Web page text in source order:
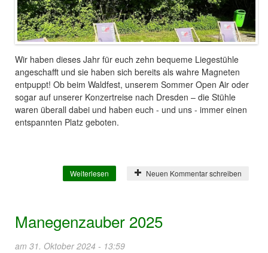
Wir haben dieses Jahr für euch zehn bequeme Liegestühle
angeschafft und sie haben sich bereits als wahre Magneten
entpuppt! Ob beim Waldfest, unserem Sommer Open Air oder
sogar auf unserer Konzertreise nach Dresden – die Stühle
waren überall dabei und haben euch - und uns - immer einen
entspannten Platz geboten.
Weiterlesen
über Neue Lieblingsplätze bei uns im
Neuen Kommentar schreiben
Manegenzauber 2025
am 31. Oktober 2024 - 13:59